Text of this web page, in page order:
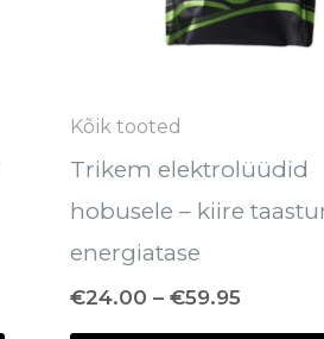
Kõik tooted
Trikem elektrolüüdid
hobusele – kiire
energiatase
€24.00 – €59.95